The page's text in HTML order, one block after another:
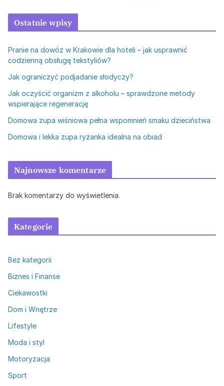
Ostatnie wpisy
Pranie na dowóz w Krakowie dla hoteli – jak usprawnić
codzienną obsługę tekstyliów?
Jak ograniczyć podjadanie słodyczy?
Jak oczyścić organizm z alkoholu – sprawdzone metody
wspierające regenerację
Domowa zupa wiśniowa pełna wspomnień smaku dzieciństwa
Domowa i lekka zupa ryżanka idealna na obiad
Najnowsze komentarze
Brak komentarzy do wyświetlenia.
Kategorie
Bez kategorii
Biznes i Finanse
Ciekawostki
Dom i Wnętrze
Lifestyle
Moda i styl
Motoryzacja
Sport